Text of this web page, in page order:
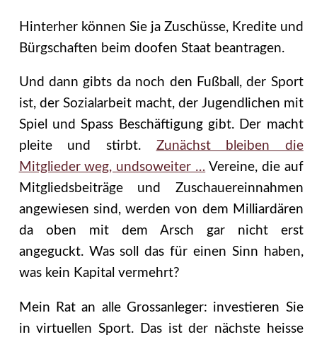
Hinterher können Sie ja Zuschüsse, Kredite und
Bürgschaften beim doofen Staat beantragen.
Und dann gibts da noch den Fußball, der Sport
ist, der Sozialarbeit macht, der Jugendlichen mit
Spiel und Spass Beschäftigung gibt. Der macht
pleite und stirbt. Zunächst bleiben die
Mitglieder weg, undsoweiter … Vereine, die auf
Mitgliedsbeiträge und Zuschauereinnahmen
angewiesen sind, werden von dem Milliardären
da oben mit dem Arsch gar nicht erst
angeguckt. Was soll das für einen Sinn haben,
was kein Kapital vermehrt?
Mein Rat an alle Grossanleger: investieren Sie
in virtuellen Sport. Das ist der nächste heisse